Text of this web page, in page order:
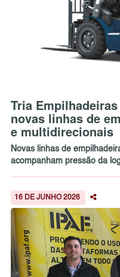
Tria
novas linhas de
e multidirecionais
Novas linhas de
acompanham pressão da
16 DE JUNHO 2026